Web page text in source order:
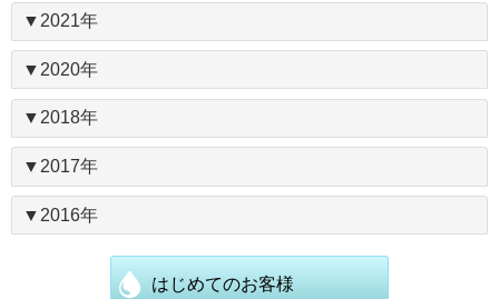
いつもライフスタイルウォーター
をご利用いただきありがとうござ
います。
年末年始の営業について下記にて
ご案内いたします。
■定期配送は休まずお届けいたし
ついて
いつもライフスタイルウォーター
をご利用いただきありがとうござ
います。
年末年始の営業について下記にて
ご案内いたします。
2023.12.04 年末年始の営業に
ついて
いつもライフスタイルウォーター
をご利用いただきありがとうござ
います。
年末年始の営業について下記にて
ご案内いたします。
2022.12.22 年末年始の営業に
ついて
いつもライフスタイルウォーター
をご利用いただきありがとうござ
います。
▼2021年
2021.12.27 大雪の影響による
商品お届けの遅延ついて
いつもライフスタイルウォーター
をご利用いただきありがとうござ
▼2020年
2020.12.18 年末年始の営業に
ついて
いつもライフスタイルウォーター
▼2018年
2018.9.29 カスタマーセンター
の臨時休業について
▼2017年
2017.12.20 年末年始の商品お
▼2016年
はじめてのお客様